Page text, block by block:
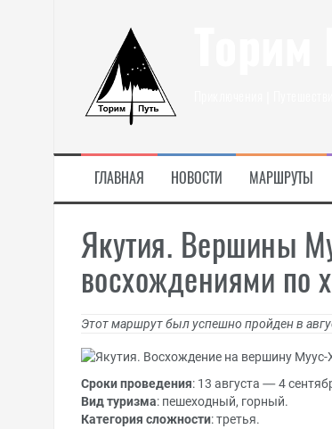
ГЛАВНАЯ НОВОСТИ МАРШРУТЫ
Якутия. Вершины
восхождениями по
Этот маршрут был успешно пройден в
Сроки проведения: 13 августа — 4
Вид туризма: пешеходный, горный.
Категория сложности: третья.